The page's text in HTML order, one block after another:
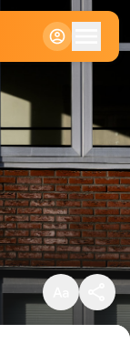
Klein
Standaard
Groot